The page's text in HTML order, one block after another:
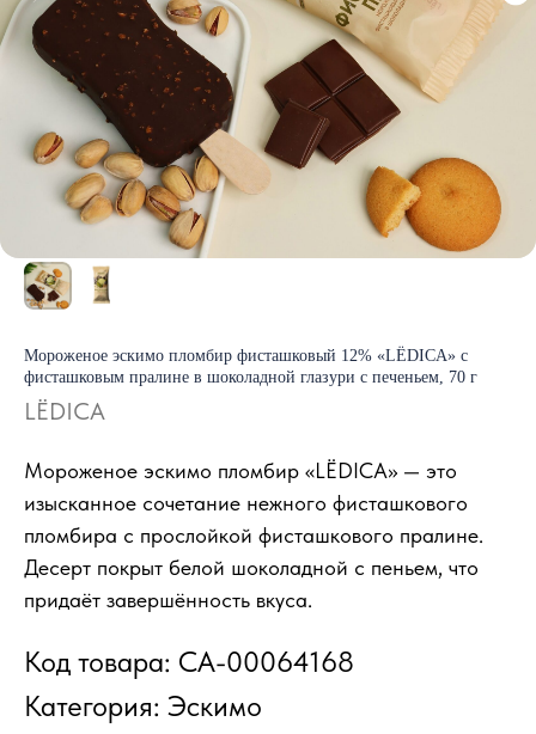
Мороженое эскимо пломбир фисташковый 12% «LЁDICA» с
фисташковым пралине в шоколадной глазури с печеньем, 70 г
LЁDICA
Мороженое эскимо пломбир «LЁDICA» — это
изысканное сочетание нежного фисташкового
пломбира с прослойкой фисташкового пралине.
Десерт покрыт белой шоколадной с пеньем, что
придаёт завершённость вкуса.
Код товара: СА-00064168
Категория: Эскимо